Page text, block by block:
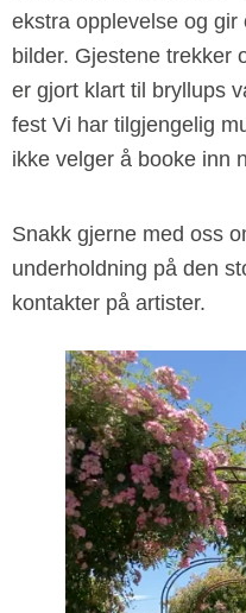
ekstra opplevelse og gir
bilder. Gjestene trekker
er gjort klart til bryllups
fest Vi har tilgjengelig
ikke velger å booke inn
Snakk gjerne med oss
underholdning på den
kontakter på artister.